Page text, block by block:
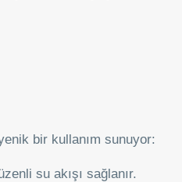
bir kullanım sunuyor:
su akışı sağlanır.